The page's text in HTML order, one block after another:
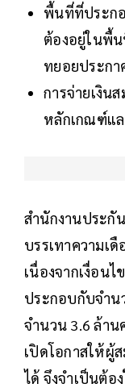
พื้นที่ที่ประก
ต้องอยู่ในพื้น
ทยอยประกา
การจ่ายเงิน
หลักเกณฑ์แล
สำนักงานประกั
บรรเทาความเ
เนื่องจากเงื่อน
ประกอบกับจำน
จำนวน 3.6 ล้า
เปิดโอกาสให้ผู้
ได้ จึงจำเป็นต้อ